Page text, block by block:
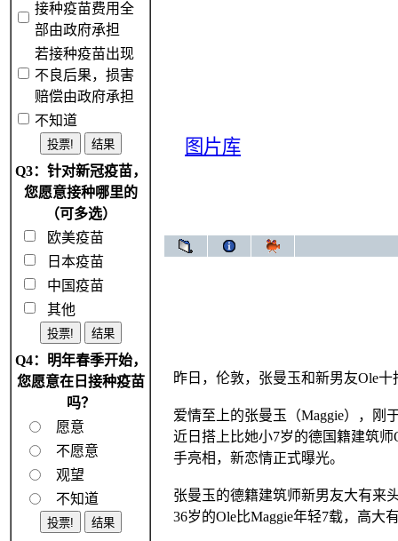
接种疫苗费用全
部由政府承担
若接种疫苗出现
不良后果，损害
赔偿由政府承担
不知道
Q3：针对新冠疫苗，
您愿意接种哪里的
（可多选）
欧美疫苗
日本疫苗
中国疫苗
其他
Q4：明年春季开始，
您愿意在日接种疫苗
吗？
愿意
不愿意
观望
不知道
图片库
昨日，伦敦，张曼玉和新男友Ole
爱情至上的张曼玉（Maggie），刚
近日搭上比她小7岁的德国籍建筑师
手亮相，新恋情正式曝光。
张曼玉的德籍建筑师新男友大有来
36岁的Ole比Maggie年轻7载，高大